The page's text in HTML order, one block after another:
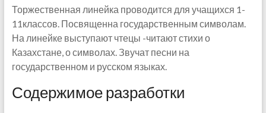
Торжественная линейка проводится для учащихся 1-
11классов. Посвященна государственным символам.
На линейке выступают чтецы -читают стихи о
Казахстане, о символах. Звучат песни на
государственном и русском языках.
Содержимое разработки